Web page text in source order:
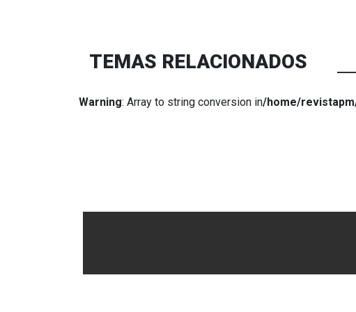
TEMAS RELACIONADOS
Warning: Array to string conversion in/home/